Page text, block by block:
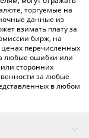
торгуемые на
данные из
взимать плату за
бирж, на
перечисленных
любые ошибки или
сторонних
за любые
в любом